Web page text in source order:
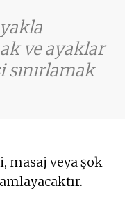
ve ayaklar
sınırlamak
masaj veya şok